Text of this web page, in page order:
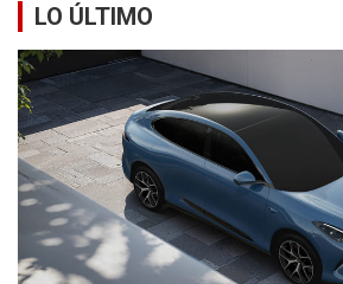
LO ÚLTIMO